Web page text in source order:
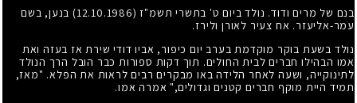
בנם של מרים ודוד. נולד ביום ט' בתשרי תשמ"ז (12.10.1986)
בנען, בשם
עֹמר-אליעזר. אח צעיר לאורן ולירז.
נולד בשעת בוקר מוקדמת בערב יום כיפור, אביו דודי שירת אז בעזה ואת
אמו הבהילו חברים לבית החולים. תוך דקות ספורות כבר הובל הרך הנולד
לתינוקייה, ושעה לאחר הלידה באו מבקרים רבים לראות את הפלא. "מאז,
תמיד היית מוקף חברים קטנים וגדולים," אמרה אמו.